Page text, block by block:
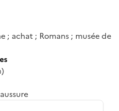
; achat ; Romans ; musée de